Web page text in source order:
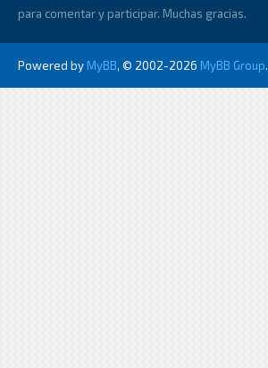
para comentar y participar. Muchas gracias.
Powered by MyBB, © 2002-2026 MyBB Group.